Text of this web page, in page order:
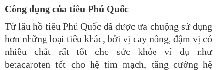
Công dụng của tiêu Phú Quốc
Từ lâu hồ tiêu Phú Quốc đã được ưa chuộng sử dụng
hơn những loại tiêu khác, bởi vị cay nồng, đậm vị có
nhiều chất rất tốt cho sức khỏe ví dụ như
betacaroten tốt cho hệ tim mạch, tăng cường hệ